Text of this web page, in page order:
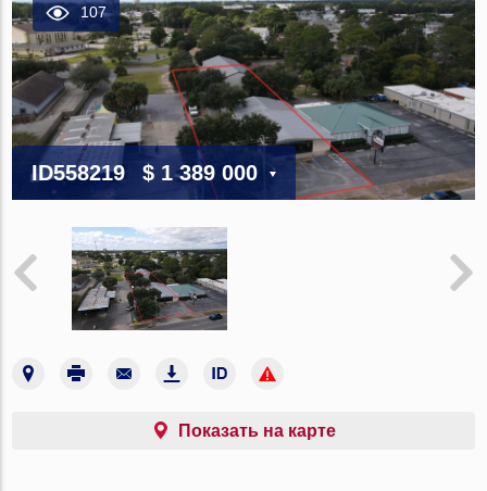
107
ID558219 $ 1 389 000
Показать на карте